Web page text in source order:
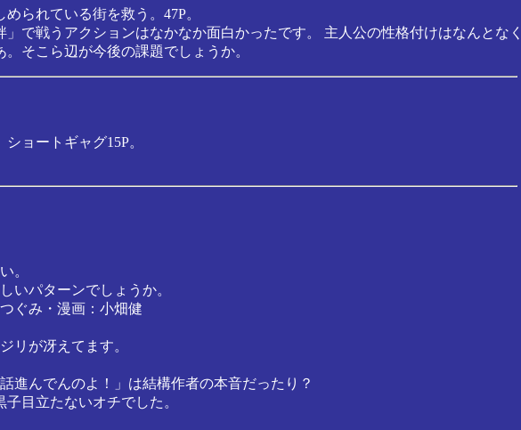
られている街を救う。47P。
で戦うアクションはなかなか面白かったです。 主人公の性格付けはなんとなく
そこら辺が今後の課題でしょうか。
ョートギャグ15P。
。
いパターンでしょうか。
ぐみ・漫画：小畑健
リが冴えてます。
進んでんのよ！」は結構作者の本音だったり？
目立たないオチでした。